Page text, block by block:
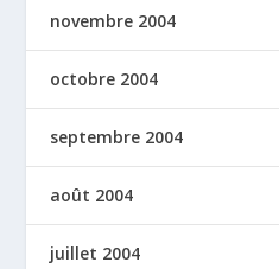
novembre 2004
octobre 2004
septembre 2004
août 2004
juillet 2004